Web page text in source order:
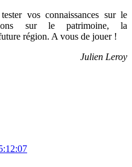
vos connaissances sur le
sur le patrimoine, la
région. A vous de jouer !
Julien Leroy